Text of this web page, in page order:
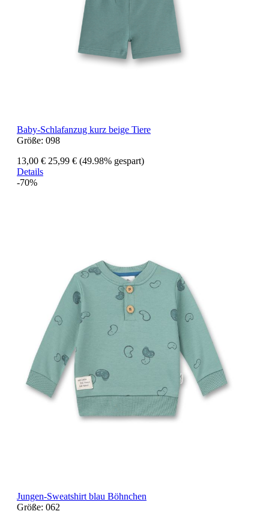
Baby-Schlafanzug kurz beige Tiere
Größe: 098
13,00 € 25,99 € (49.98% gespart)
Details
-70%
Jungen-Sweatshirt blau Böhnchen
Größe: 062